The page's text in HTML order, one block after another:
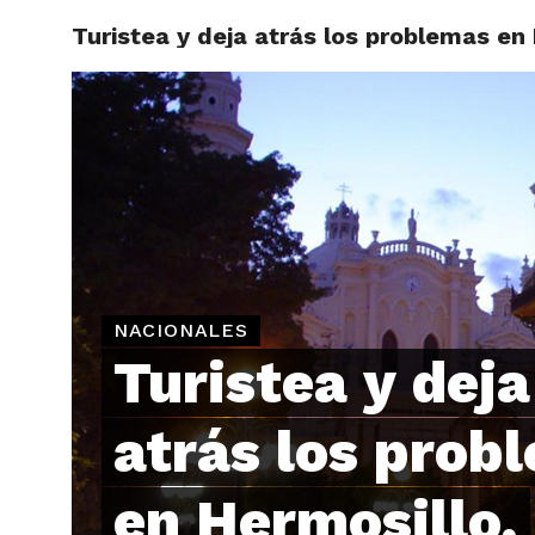
Turistea y deja atrás los problemas en
NACIONALES
Turistea y deja
atrás los